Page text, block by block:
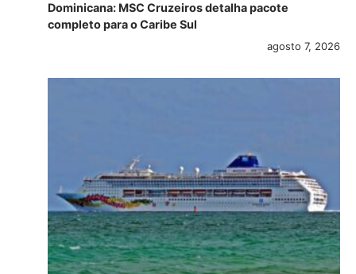
Dominicana: MSC Cruzeiros detalha pacote
completo para o Caribe Sul
agosto 7, 2026